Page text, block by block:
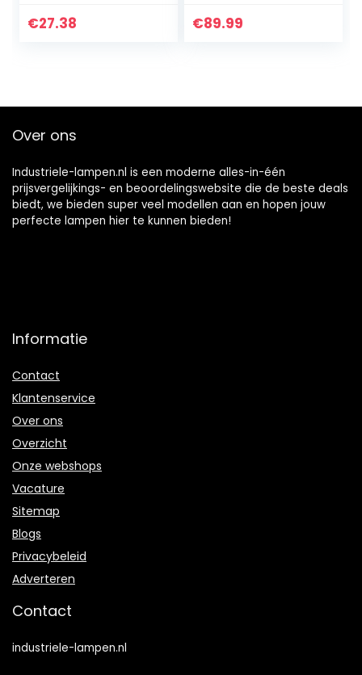
koppen lampen
€27.38
Plafondlamp,
€89.99
Over ons
Industriele-lampen.nl is een moderne alles-in-één
prijsvergelijkings- en beoordelingswebsite die de beste deals
biedt, we bieden super veel modellen aan en hopen jouw
perfecte lampen hier te kunnen bieden!
Informatie
Contact
Klantenservice
Over ons
Overzicht
Onze webshops
Vacature
Sitemap
Blogs
Privacybeleid
Adverteren
Contact
industriele-lampen.nl